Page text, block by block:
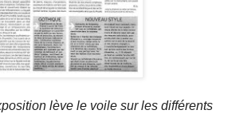
lève le voile sur les différents